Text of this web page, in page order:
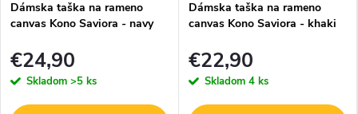
Dámska taška na rameno
canvas Kono Saviora - navy
€24,90
Skladom >5 ks
Dámska taška na rameno
canvas Kono Saviora - khaki
€22,90
Skladom 4 ks